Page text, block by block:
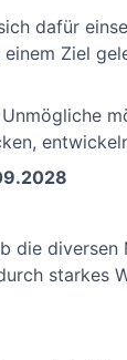
dafür
Ziel
die diversen
starkes